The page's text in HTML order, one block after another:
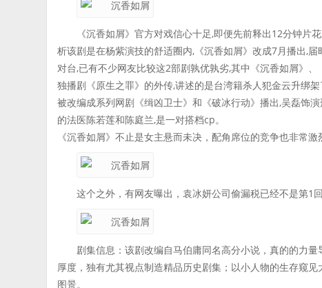
《沉香如屑》官方对戏信心十足,即便先前释出12分钟片
析该剧是在杨紫演技的舒适圈内,《沉香如屑》改成7月播出,
对台,已有不少网友比较这2部剧孰优孰劣,其中《沉香如屑》
独播剧《原生之罪》的外传,讲述的是台湾籍杀人犯金云升绑
被改编成系列网剧《缉凶卫士》和《破冰行动》播出,吴磊饰
的法医陈若莲和陈庭兰,是一对搭档cp。
《沉香如屑》不止是女主悬而未决，配角席位的竞争也非常激
这个之外，有网友曝出，袁冰妍公司偷漏税已经不是第1回
剧集信息：该剧改编自马伯庸同名高分小说，真的的力
厚度，独有尤其视点制造精品历史剧集；以小人物的生存窥
图景。